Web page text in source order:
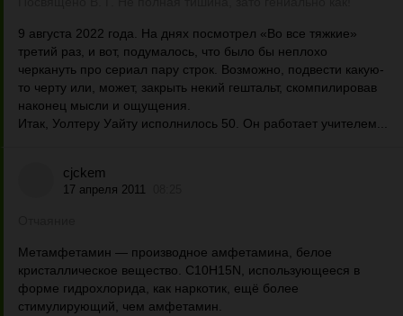
9 августа 2022 года. На днях посмотрел «Во все тяжкие»
третий раз, и вот, подумалось, что было бы неплохо
черкануть про сериал пару строк. Возможно, подвести какую-
то черту или, может, закрыть некий гештальт, скомпилировав
наконец мысли и ощущения.
Итак, Уолтеру Уайту исполнилось 50. Он работает учителем...
cjckem
17 апреля 2011
Метамфетамин — производное амфетамина, белое
кристаллическое вещество. C10H15N, использующееся в
форме гидрохлорида, как наркотик, ещё более
стимулирующий, чем амфетамин.